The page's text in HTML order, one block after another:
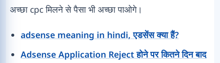
अच्छा cpc मिलने से पैसा भी अच्छा पाओगे।
adsense meaning in hindi, एडसेंस क्या हैं?
Adsense Application Reject होने पर कितने दिन बाद